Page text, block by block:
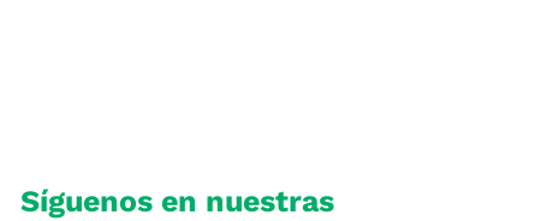
Síguenos en nuestras